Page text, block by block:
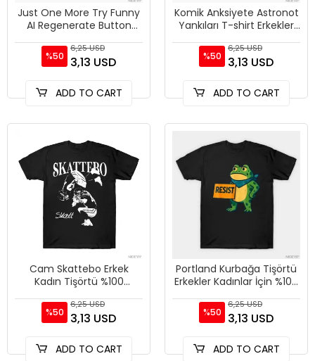
Just One More Try Funny
AI Regenerate Button
For Men Women 100%
Cotto
%50
6,25 USD
3,13 USD
ADD TO CART
Komik Anksiyete Astronot
Yankıları T-shirt Erkekler
Pamuk T Shirt Kısa K
%50
6,25 USD
3,13 USD
ADD TO CART
Cam Skattebo Erkek
Kadın Tişörtü %100
Kollu Üstler J80
%50
6,25 USD
3,13 USD
ADD TO CART
Portland Kurbağa Tişörtü
Erkekler Kadınlar İçin %100
Kollu Üstler1205-
%50
6,25 USD
3,13 USD
ADD TO CART